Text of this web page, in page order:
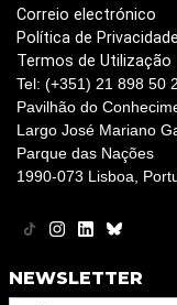
Correio electrónico
Política de Privacidade
Termos de Utilização
Tel: (+351) 21 898 50
Pavilhão do
Largo José Mariano
Parque das Nações
1990-073 Lisboa,
NEWSLETTER